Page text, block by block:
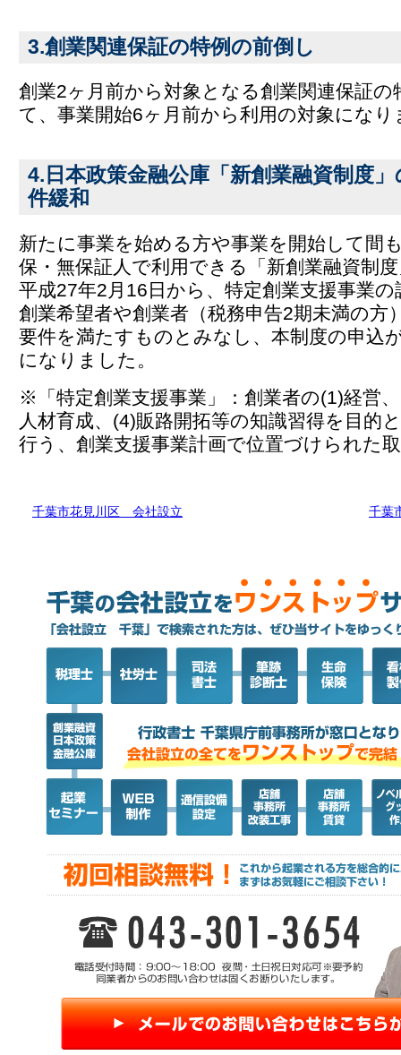
3.創業関連保証の特例の前倒し
創業2ヶ月前から対象となる創業関連保証の
て、事業開始6ヶ月前から利用の対象になり
4.日本政策金融公庫「新創業融資制度
件緩和
新たに事業を始める方や事業を開始して間
保・無保証人で利用できる「新創業融資制
平成27年2月16日から、特定創業支援事業
創業希望者や創業者（税務申告2期未満の方
要件を満たすものとみなし、本制度の申込
になりました。
※「特定創業支援事業」：創業者の(1)経営
人材育成、(4)販路開拓等の知識習得を目的
行う、創業支援事業計画で位置づけられた
千葉市花見川区 会社設立 千葉